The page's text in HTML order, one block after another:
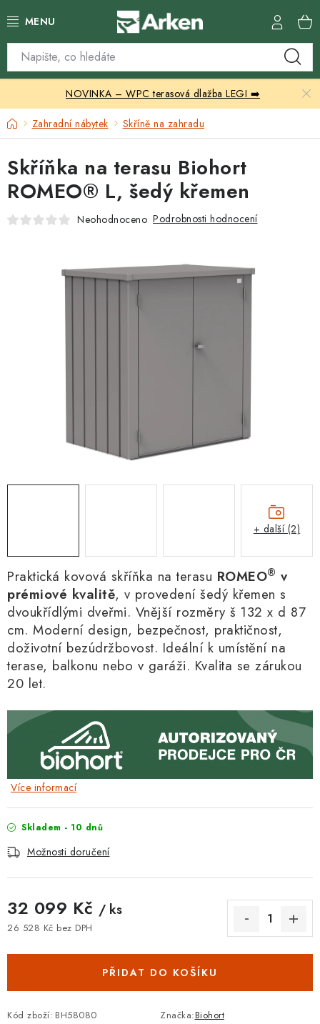
na
Skleníky
Zahradní přístřešky
Zahradní nábytek
Grily a ohniště
NOVINKA – WPC terasová dlažba LEGI ➡️
DomůZahradní nábytek Skříně na zahradu
Praktická kovová skříňka na terasu ROMEO® v
prémiové kvalitě, v provedení šedý křemen s
dvoukřídlými dveřmi. Vnější rozměry š 132 x d 87
cm. Moderní design, bezpečnost, praktičnost,
doživotní bezúdržbovost. Ideální k umístění na
terase, balkonu nebo v garáži. Kvalita se zárukou
20 let.
Více informací
Skladem - 10 dnů
Možnosti doručení
32 099 Kč / ks
26 528 Kč bez DPH
PŘIDAT DO KOŠÍKU
Kód zboží: BH58080 Značka:Biohort
Skříňka na terasu Biohort
ROMEO® L, šedý křemen
Neohodnoceno Podrobnosti hodnocení
+ další (2)